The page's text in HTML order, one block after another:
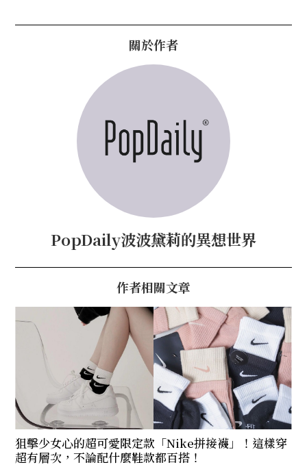
關於作者
PopDaily波波黛莉的異想世界
作者相關文章
狙擊少女心的超可愛限定款「Nike拼接襪」！這樣穿
超有層次，不論配什麼鞋款都百搭！